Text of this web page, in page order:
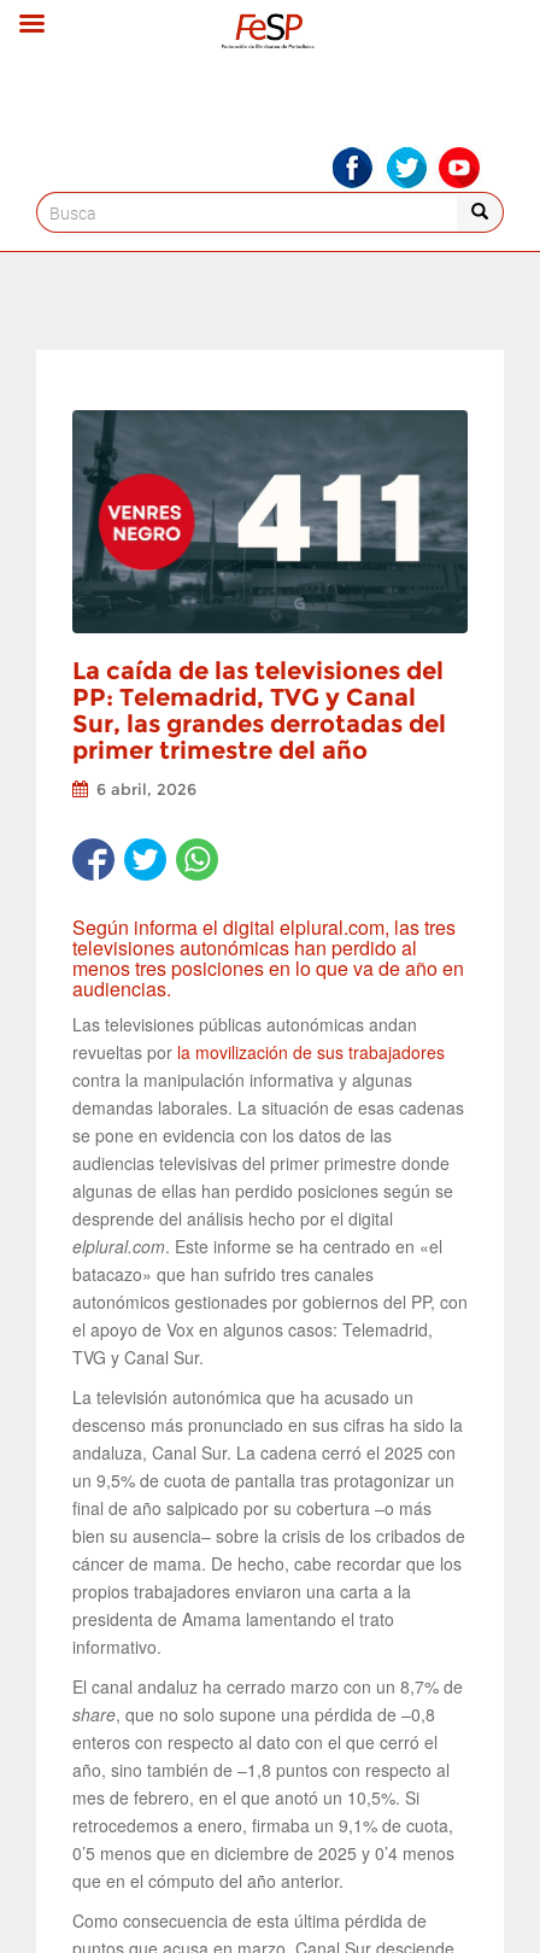
Search
for:
La caída de las televisiones del
PP: Telemadrid, TVG y Canal
Sur, las grandes derrotadas del
primer trimestre del año
6 abril, 2026
Según informa el digital elplural.com, las tres
televisiones autonómicas han perdido al
menos tres posiciones en lo que va de año en
audiencias.
Las televisiones públicas autonómicas andan
revueltas por la movilización de sus trabajadores
contra la manipulación informativa y algunas
demandas laborales. La situación de esas cadenas
se pone en evidencia con los datos de las
audiencias televisivas del primer primestre donde
algunas de ellas han perdido posiciones según se
desprende del análisis hecho por el digital
elplural.com. Este informe se ha centrado en «el
batacazo» que han sufrido tres canales
autonómicos gestionades por gobiernos del PP, con
el apoyo de Vox en algunos casos: Telemadrid,
TVG y Canal Sur.
La televisión autonómica que ha acusado un
descenso más pronunciado en sus cifras ha sido la
andaluza, Canal Sur. La cadena cerró el 2025 con
un 9,5% de cuota de pantalla tras protagonizar un
final de año salpicado por su cobertura –o más
bien su ausencia– sobre la crisis de los cribados de
cáncer de mama. De hecho, cabe recordar que los
propios trabajadores enviaron una carta a la
presidenta de Amama lamentando el trato
informativo.
El canal andaluz ha cerrado marzo con un 8,7% de
share, que no solo supone una pérdida de –0,8
enteros con respecto al dato con el que cerró el
año, sino también de –1,8 puntos con respecto al
mes de febrero, en el que anotó un 10,5%. Si
retrocedemos a enero, firmaba un 9,1% de cuota,
0’5 menos que en diciembre de 2025 y 0’4 menos
que en el cómputo del año anterior.
Como consecuencia de esta última pérdida de
puntos que acusa en marzo, Canal Sur desciende